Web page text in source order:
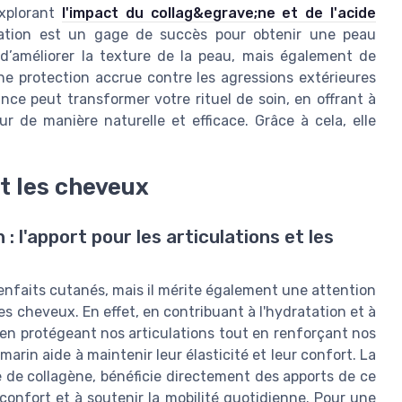
l'impact du collag&egrave;ne et de l'acide
est un gage de succès pour obtenir une peau
la texture de la peau, mais également de
protection accrue contre les agressions extérieures
peut transformer votre rituel de soin, en offrant à
de manière naturelle et efficace. Grâce à cela, elle
les cheveux
: l'apport pour les articulations et les
cutanés, mais il mérite également une attention
cheveux. En effet, en contribuant à l'hydratation et à
protégeant nos articulations tout en renforçant nos
aide à maintenir leur élasticité et leur confort. La
collagène, bénéficie directement des apports de ce
et à soutenir la mobilité quotidienne. Pour une